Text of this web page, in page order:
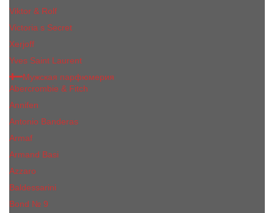
Viktor & Rolf
Victoria s Secret
Xerjoff
Yves Saint Laurent
Мужская парфюмерия
Abercrombie & Fitch
Annifen
Antonio Banderas
Armaf
Armand Basi
Azzaro
Baldessarini
Bond № 9